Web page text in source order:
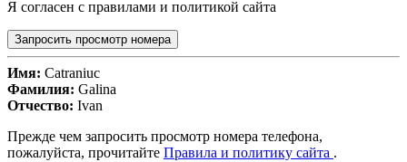
Я согласен с правилами и политикой сайта
Запросить просмотр номера
Имя: Catraniuc
Фамилия: Galina
Отчество: Ivan
Прежде чем запросить просмотр номера телефона,
пожалуйста, прочитайте Правила и политику сайта .